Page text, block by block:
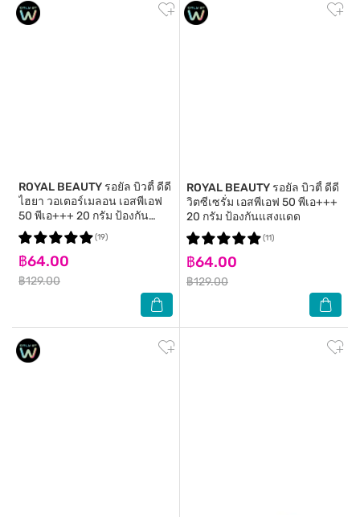
ROYAL BEAUTY รอยัล บิวตี้ ดีดี
ไฮยา วอเตอร์เมลอน เอสพีเอฟ
50 พีเอ+++ 20 กรัม ป้องกัน
แสงแดด
฿64.00
฿129.00
(19)
ROYAL BEAUTY รอยัล บิวตี้ ดีดี
วิตซีเซรั่ม เอสพีเอฟ 50 พีเอ+++
20 กรัม ป้องกันแสงแดด
฿64.00
฿129.00
(11)